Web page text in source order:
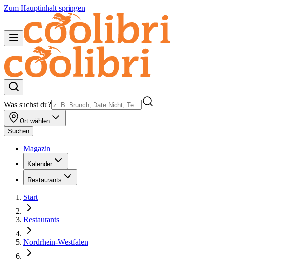
Zum Hauptinhalt springen
Was suchst du?
Ort wählen
Suchen
Magazin
Kalender
Restaurants
Start
Restaurants
Nordrhein-Westfalen